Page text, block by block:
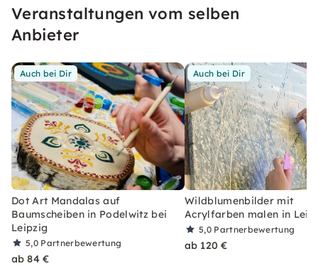
oder Du besuchst einen meiner
Entspannungskurse - ganz ohne Vorkenntnisse.
Veranstaltungen vom selben
Anbieter
Auch bei Dir
Dot Art Mandalas auf
Baumscheiben in Podelwitz bei
Leipzig
5,0 Partnerbewertung
ab 84 €
Auch bei Dir
Wildblumenbilder mit
Acrylfarben malen in
5,0 Partnerbewertung
ab 120 €